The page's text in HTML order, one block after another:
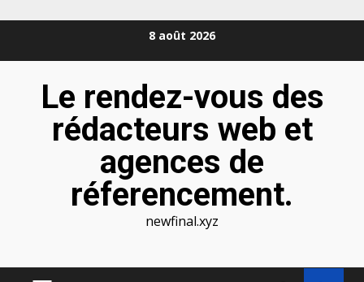
8 août 2026
Le rendez-vous des
rédacteurs web et
agences de
réferencement.
newfinal.xyz